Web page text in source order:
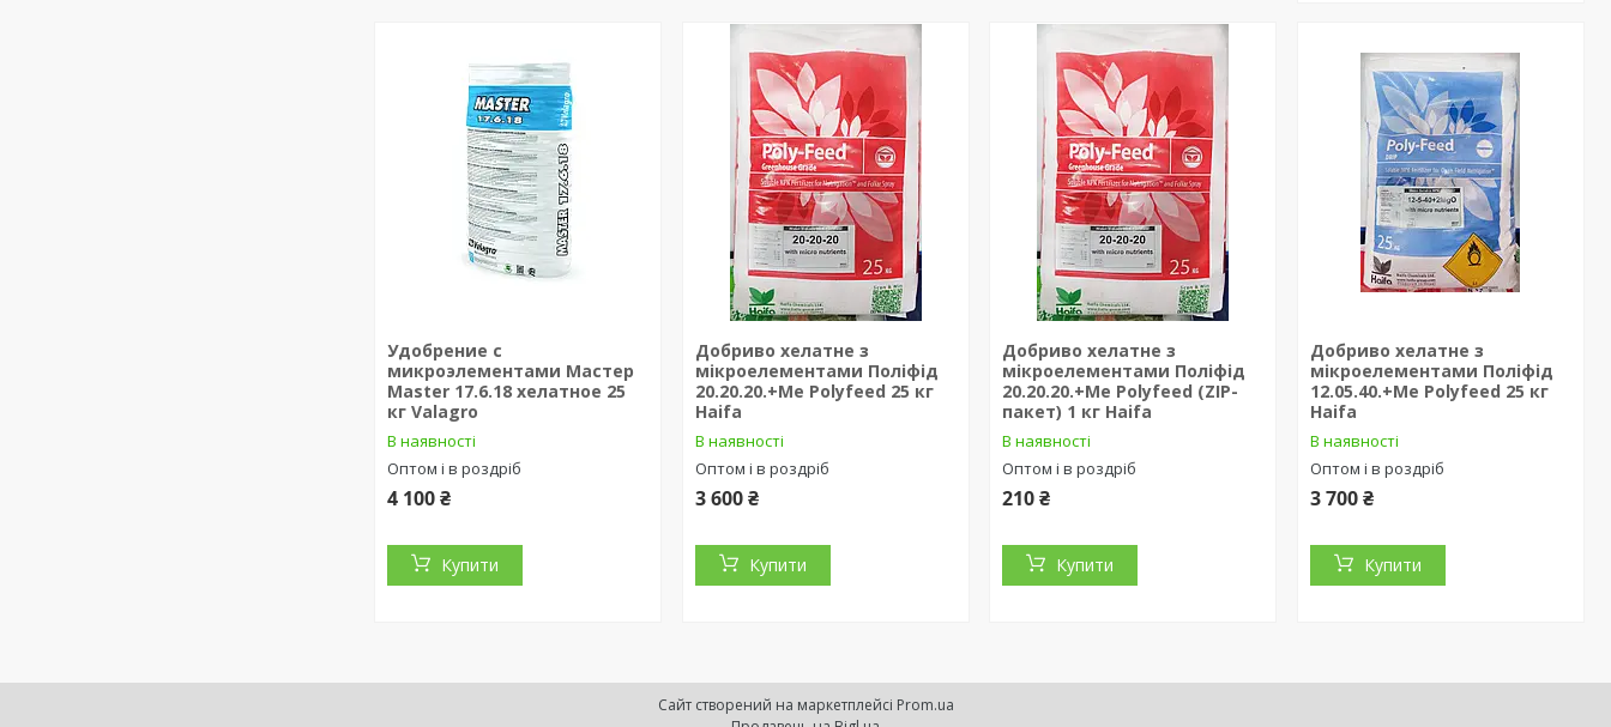
Удобрение с
микроэлементами Мастер
Master 17.6.18 хелатное 25
кг Valagro
В наявності
Оптом і в роздріб
4 100 ₴
Купити
Добриво хелатне з
мікроелементами Поліфід
20.20.20.+Ме Polyfeed 25 кг
Haifa
В наявності
Оптом і в роздріб
3 600 ₴
Купити
Добриво хелатне з
мікроелементами Поліфід
20.20.20.+Ме Polyfeed (ZIP-
пакет) 1 кг Haifa
В наявності
Оптом і в роздріб
210 ₴
Купити
Добриво хелатне з
мікроелементами Поліфід
12.05.40.+Ме Polyfeed 25 кг
Haifa
В наявності
Оптом і в роздріб
3 700 ₴
Купити
Сайт створений на маркетплейсі Prom.ua